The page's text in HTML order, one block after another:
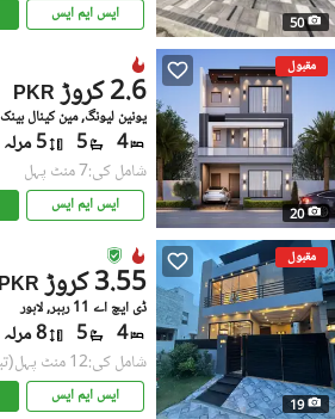
50 ایس ایم ایس
مقبول
20
PKR 2.6 کروڑ
یونین لیونگ, مین کینال
4
5 5 مرلہ
شامل کی:7 منٹ پہل
ایس ایم ایس
مقبول
19
PKR 3.55 کروڑ
ڈی ایچ اے 11 رہبر, لاہور
4
5 8 مرلہ
شامل کی:12 منٹ پہل
ایس ایم ایس